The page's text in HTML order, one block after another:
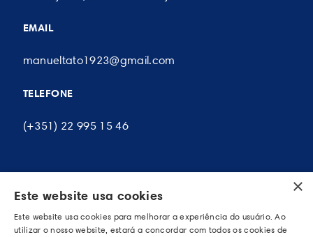
EMAIL
manueltato1923@gmail.com
TELEFONE
(+351) 22 995 15 46
A MINHA CONTA
As minhas encomendas
×
Este website usa cookies
Este website usa cookies para melhorar a experiência do usuário. Ao
utilizar o nosso website, estará a concordar com todos os cookies de